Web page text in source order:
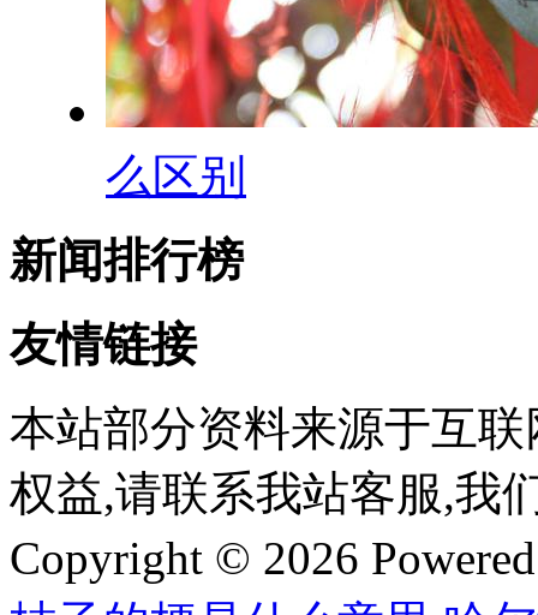
么区别
新闻排行榜
友情链接
本站部分资料来源于互
权益,请联系我站客服,我
Copyright © 2026